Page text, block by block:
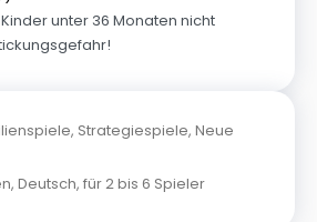
Kinder unter 36 Monaten nicht
, Strategiespiele, Neue
, Deutsch, für 2 bis 6 Spieler